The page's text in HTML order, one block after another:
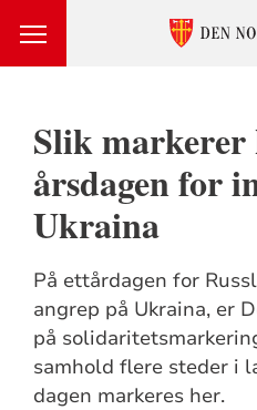
Slik
årsdagen for
Ukraina
På ettårdagen for
angrep på Ukraina, er
på
samhold flere steder i
dagen markeres her.